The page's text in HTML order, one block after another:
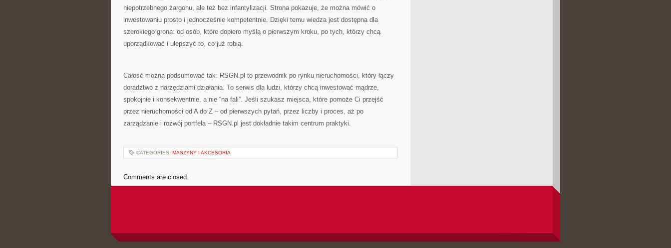
niepotrzebnego żargonu, ale też bez infantylizacji. Strona pokazuje, że można mówić o
inwestowaniu prosto i jednocześnie kompetentnie. Dzięki temu wiedza jest dostępna dla
szerokiego grona: od osób, które dopiero myślą o pierwszym kroku, po tych, którzy chcą
uporządkować i ulepszyć to, co już robią.
Całość można podsumować tak: RSGN.pl to przewodnik po rynku nieruchomości, który łączy
doradztwo z narzędziami działania. To serwis dla ludzi, którzy chcą inwestować mądrze,
spokojnie i konsekwentnie, a nie “na fali”. Jeśli szukasz miejsca, które pomoże Ci przejść
przez nieruchomości od A do Z – od pierwszych pytań, przez liczby i proces, aż po
zarządzanie i rozwój portfela – RSGN.pl jest dokładnie takim centrum praktyki.
CATEGORIES: MASZYNY I AKCESORIA
Comments are closed.